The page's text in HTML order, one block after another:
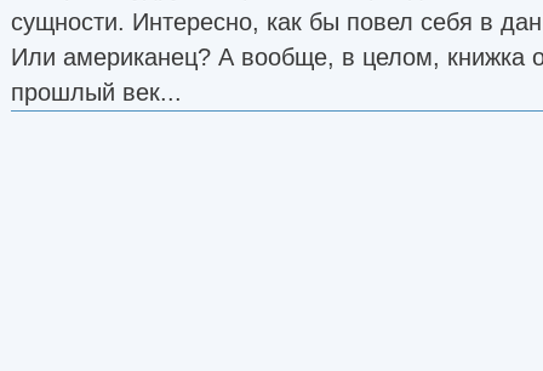
стр. 85-121
Рохелио Льопис. Сказочник (рассказ,
122-128
сущности. Интересно, как бы повел себя в
Или американец? А вообще, в целом, книжка
прошлый век...